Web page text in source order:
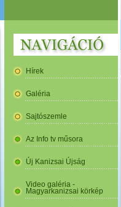
Hírek
Galéria
Sajtószemle
Az Info tv műsora
Új Kanizsai Újság
Video galéria -
Magyarkanizsai körkép